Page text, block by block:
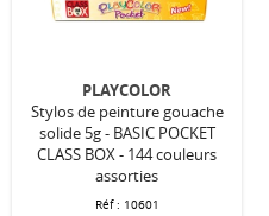
PLAYCOLOR
Stylos de peinture gouache
solide 5g - BASIC POCKET
CLASS BOX - 144 couleurs
assorties
Réf : 10601